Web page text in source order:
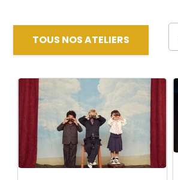
TOUS NOS ATELIERS